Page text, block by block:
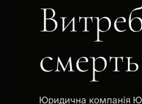
Юридична компанія